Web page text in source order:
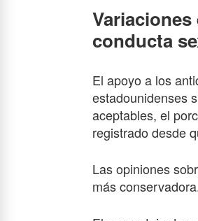
conducta
El apoyo a los
estadounidenses
aceptables, el
registrado desde
Las opiniones
más